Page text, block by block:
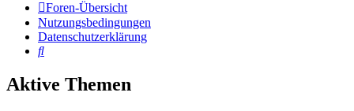
Foren-Übersicht
Nutzungsbedingungen
Datenschutzerklärung
Suche
Aktive Themen